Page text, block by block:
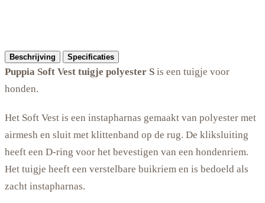
Beschrijving Specificaties
Puppia Soft Vest tuigje polyester S is een tuigje voor
honden.
Het Soft Vest is een instapharnas gemaakt van polyester met
airmesh en sluit met klittenband op de rug. De kliksluiting
heeft een D-ring voor het bevestigen van een hondenriem.
Het tuigje heeft een verstelbare buikriem en is bedoeld als
zacht instapharnas.